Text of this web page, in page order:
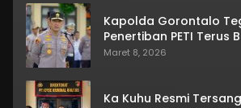
Kapolda Gorontalo
Penertiban PETI Terus
Maret 8, 2026
Ka Kuhu Resmi